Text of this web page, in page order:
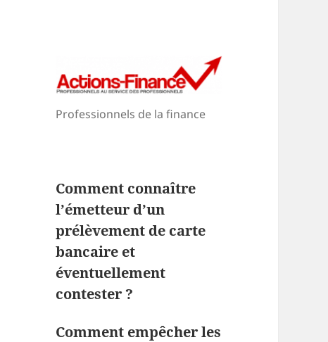
Professionnels de la finance
Comment connaître
l’émetteur d’un
prélèvement de carte
bancaire et
éventuellement
contester ?
Comment empêcher les